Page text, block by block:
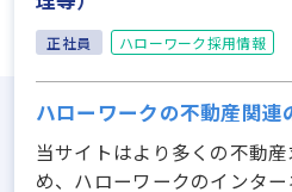
正社員 ハローワーク採用情報
ハローワークの不動産関連
当サイトはより多くの不動
め、ハローワークのインタ